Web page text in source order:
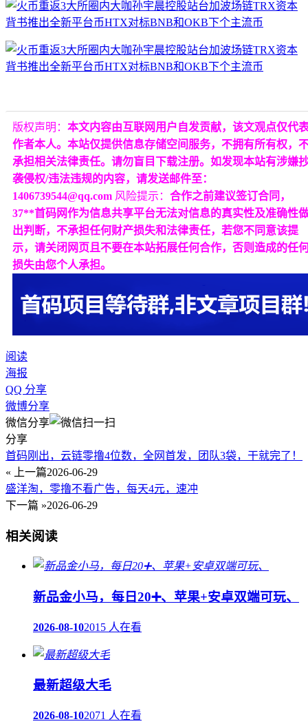
版权声明： 本文内容由互联网用户自发贡献，该文观点仅代
作者本人。本站仅提供信息存储空间服务，不拥有所有权，
承担相关法律责任。请勿盲目下载注册。如发现本站有涉嫌
袭侵权/违法违规的内容，请发送邮件至：
1406739544@qq.com 风险提示： 合作之前建议签订合同，
37**首码网作为信息共享平台无法对信息的真实性及准确性
出判断，不承担任何财产损失和法律责任，若您不同意该提
示，请关闭网页且不要在本站拓展任何合作，否则造成的任
损失由您个人承担。
阅读
海报
QQ 分享
微博分享
微信分享
分享
首码刚出，云链零撸4位数，全网首发，团队3袋，干就完了！
« 上一篇2026-06-29
盛洋淘，零撸不看广告，每天4元，速冲
下一篇 »2026-06-29
相关阅读
新品金小马，每日20➕、苹果+安卓双端可玩、
2026-08-102015 人在看
最新超级大毛
2026-08-102071 人在看